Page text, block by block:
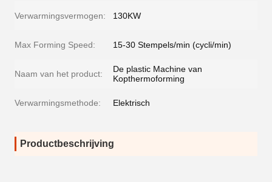
Verwarmingsvermogen: 130KW
Max Forming Speed: 15-30 Stempels/min (cycli/min)
Naam van het product:
De plastic Machine van
Kopthermoforming
Verwarmingsmethode: Elektrisch
Productbeschrijving